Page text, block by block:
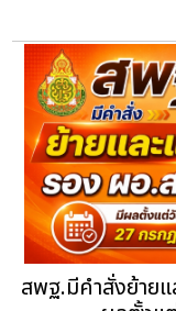
สพฐ.มีคำสั่งย้าย